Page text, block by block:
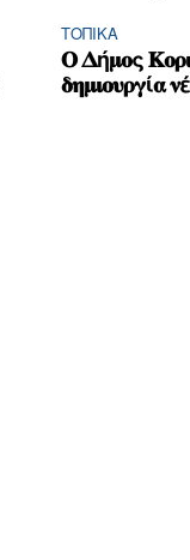
ΤΟΠΙΚΑ
𝚶 𝚫ή𝛍𝛐ς
𝛅𝛈𝛍𝛊𝛐𝛖𝛒𝛄ί𝛂